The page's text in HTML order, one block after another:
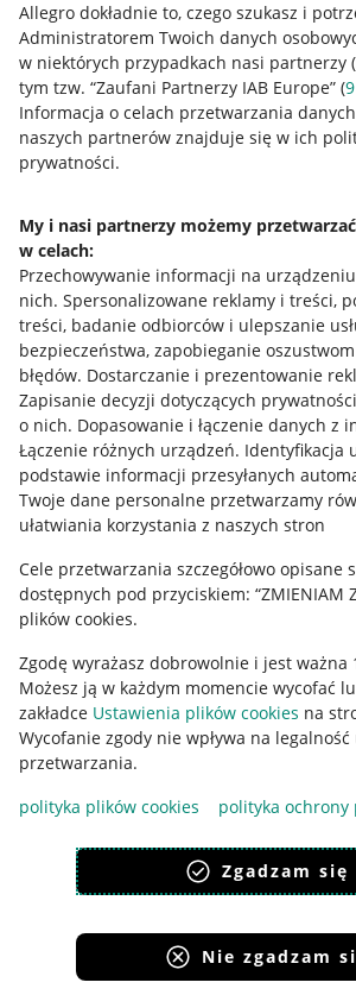
Allegro dokładnie to, czego szukasz i
Administratorem Twoich danych
w niektórych przypadkach nasi partnerzy (
tym tzw. “Zaufani Partnerzy IAB Europe” (9
Informacja o celach przetwarzania
naszych partnerów znajduje się w ich
prywatności.
My i nasi partnerzy możemy
w celach:
Przechowywanie informacji na
nich. Spersonalizowane reklamy i treści,
treści, badanie odbiorców i ulepszanie
bezpieczeństwa, zapobieganie
błędów. Dostarczanie i prezentowanie
Zapisanie decyzji dotyczących
o nich. Dopasowanie i łączenie danych z
Łączenie różnych urządzeń. Identyfikacja
podstawie informacji przesyłanych
Twoje dane personalne przetwarzamy
ułatwiania korzystania z naszych stron
Cele przetwarzania szczegółowo opisane
dostępnych pod przyciskiem: “ZMIENIAM
plików cookies.
Zgodę wyrażasz dobrowolnie i jest ważna
Możesz ją w każdym momencie wycofać
zakładce Ustawienia plików cookies na
Wycofanie zgody nie wpływa na
przetwarzania.
polityka plików cookies
polityka ochrony
Zgadzam się
Nie zgadzam
Przydatne informacje
Jak to działa
Allegro Gadane dla sprzedających
Allegro Gadane dla kupujących
Mapa miejscowości
Informacje prawne
Regulamin
Polityka plików "cookies"
Ustawienia plików "cookies"
Udostępnianie lokalizacji
Informacje dla Aktu o Usługach Cyfrowych
Pobierz aplikację
Korzystanie z serwisu oznacza akceptację